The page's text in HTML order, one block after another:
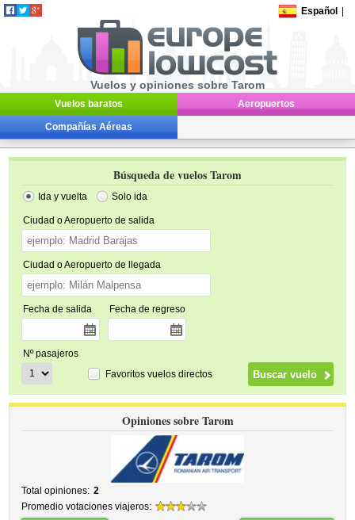
Español
Vuelos y opiniones sobre Tarom
Vuelos baratos Aeropuertos
Compañías Aéreas
Búsqueda de vuelos Tarom
Ida y vuelta Solo ida
Ciudad o Aeropuerto de salida
Ciudad o Aeropuerto de llegada
Fecha de salida Fecha de regreso
Nº pasajeros
Favoritos vuelos directos
Opiniones sobre Tarom
Total opiniones: 2
Promedio votaciones viajeros: